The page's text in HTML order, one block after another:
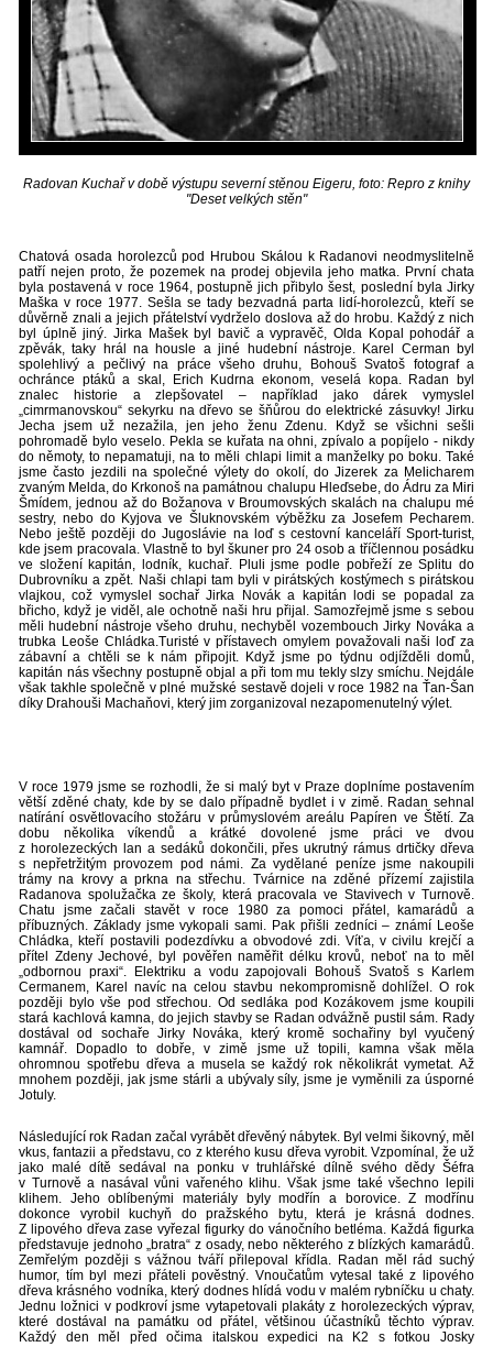
Radovan Kuchař v době výstupu severní stěnou Eigeru, foto: Repro z knihy
"Deset velkých stěn"
Chatová osada horolezců pod Hrubou Skálou k Radanovi neodmyslitelně
patří nejen proto, že pozemek na prodej objevila jeho matka. První chata
byla postavená v roce 1964, postupně jich přibylo šest, poslední byla Jirky
Maška v roce 1977. Sešla se tady bezvadná parta lidí-horolezců, kteří se
důvěrně znali a jejich přátelství vydrželo doslova až do hrobu. Každý z nich
byl úplně jiný. Jirka Mašek byl bavič a vypravěč, Olda Kopal pohodář a
zpěvák, taky hrál na housle a jiné hudební nástroje. Karel Cerman byl
spolehlivý a pečlivý na práce všeho druhu, Bohouš Svatoš fotograf a
ochránce ptáků a skal, Erich Kudrna ekonom, veselá kopa. Radan byl
znalec historie a zlepšovatel – například jako dárek vymyslel
„cimrmanovskou“ sekyrku na dřevo se šňůrou do elektrické zásuvky! Jirku
Jecha jsem už nezažila, jen jeho ženu Zdenu. Když se všichni sešli
pohromadě bylo veselo. Pekla se kuřata na ohni, zpívalo a popíjelo - nikdy
do němoty, to nepamatuji, na to měli chlapi limit a manželky po boku. Také
jsme často jezdili na společné výlety do okolí, do Jizerek za Melicharem
zvaným Melda, do Krkonoš na památnou chalupu Hleďsebe, do Ádru za Miri
Šmídem, jednou až do Božanova v Broumovských skalách na chalupu mé
sestry, nebo do Kyjova ve Šluknovském výběžku za Josefem Pecharem.
Nebo ještě později do Jugoslávie na loď s cestovní kanceláří Sport-turist,
kde jsem pracovala. Vlastně to byl škuner pro 24 osob a tříčlennou posádku
ve složení kapitán, lodník, kuchař. Pluli jsme podle pobřeží ze Splitu do
Dubrovníku a zpět. Naši chlapi tam byli v pirátských kostýmech s pirátskou
vlajkou, což vymyslel sochař Jirka Novák a kapitán lodi se popadal za
břicho, když je viděl, ale ochotně naši hru přijal. Samozřejmě jsme s sebou
měli hudební nástroje všeho druhu, nechyběl vozembouch Jirky Nováka a
trubka Leoše Chládka.Turisté v přístavech omylem považovali naši loď za
zábavní a chtěli se k nám připojit. Když jsme po týdnu odjížděli domů,
kapitán nás všechny postupně objal a při tom mu tekly slzy smíchu. Nejdále
však takhle společně v plné mužské sestavě dojeli v roce 1982 na Ťan-Šan
díky Drahouši Machaňovi, který jim zorganizoval nezapomenutelný výlet.
V roce 1979 jsme se rozhodli, že si malý byt v Praze doplníme postavením
větší zděné chaty, kde by se dalo případně bydlet i v zimě. Radan sehnal
natírání osvětlovacího stožáru v průmyslovém areálu Papíren ve Štětí. Za
dobu několika víkendů a krátké dovolené jsme práci ve dvou
z horolezeckých lan a sedáků dokončili, přes ukrutný rámus drtičky dřeva
s nepřetržitým provozem pod námi. Za vydělané peníze jsme nakoupili
trámy na krovy a prkna na střechu. Tvárnice na zděné přízemí zajistila
Radanova spolužačka ze školy, která pracovala ve Stavivech v Turnově.
Chatu jsme začali stavět v roce 1980 za pomoci přátel, kamarádů a
příbuzných. Základy jsme vykopali sami. Pak přišli zedníci – známí Leoše
Chládka, kteří postavili podezdívku a obvodové zdi. Víťa, v civilu krejčí a
přítel Zdeny Jechové, byl pověřen naměřit délku krovů, neboť na to měl
„odbornou praxi“. Elektriku a vodu zapojovali Bohouš Svatoš s Karlem
Cermanem, Karel navíc na celou stavbu nekompromisně dohlížel. O rok
později bylo vše pod střechou. Od sedláka pod Kozákovem jsme koupili
stará kachlová kamna, do jejich stavby se Radan odvážně pustil sám. Rady
dostával od sochaře Jirky Nováka, který kromě sochařiny byl vyučený
kamnář. Dopadlo to dobře, v zimě jsme už topili, kamna však měla
ohromnou spotřebu dřeva a musela se každý rok několikrát vymetat. Až
mnohem později, jak jsme stárli a ubývaly síly, jsme je vyměnili za úsporné
Jotuly.
Následující rok Radan začal vyrábět dřevěný nábytek. Byl velmi šikovný, měl
vkus, fantazii a představu, co z kterého kusu dřeva vyrobit. Vzpomínal, že už
jako malé dítě sedával na ponku v truhlářské dílně svého dědy Šéfra
v Turnově a nasával vůni vařeného klihu. Však jsme také všechno lepili
klihem. Jeho oblíbenými materiály byly modřín a borovice. Z modřínu
dokonce vyrobil kuchyň do pražského bytu, která je krásná dodnes.
Z lipového dřeva zase vyřezal figurky do vánočního betléma. Každá figurka
představuje jednoho „bratra“ z osady, nebo některého z blízkých kamarádů.
Zemřelým později s vážnou tváří přilepoval křídla. Radan měl rád suchý
humor, tím byl mezi přáteli pověstný. Vnoučatům vytesal také z lipového
dřeva krásného vodníka, který dodnes hlídá vodu v malém rybníčku u chaty.
Jednu ložnici v podkroví jsme vytapetovali plakáty z horolezeckých výprav,
které dostával na památku od přátel, většinou účastníků těchto výprav.
Každý den měl před očima italskou expedici na K2 s fotkou Josky